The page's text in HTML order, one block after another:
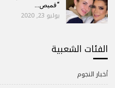
“قميص…
يوليو 23, 2020
الفئات الشعبية
أخبار النجوم